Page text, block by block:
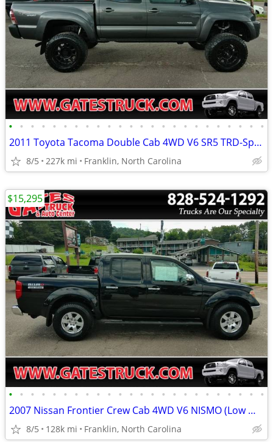
• • • • • • • • • • • • • • • • • • • • • • • •
2011 Toyota Tacoma Double Cab 4WD V6 SR5 TRD-Sport *Gray* LIFTED
8/5 227k mi Franklin, North Carolina
• • • • • • • • • • • • • • • • • • • • • • • •
2007 Nissan Frontier Crew Cab 4WD V6 NISMO (Low Miles) *Black*
8/5 128k mi Franklin, North Carolina
$15,295